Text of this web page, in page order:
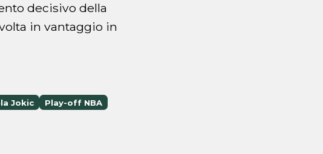
decisivo della
in vantaggio in
Jokic Play-off NBA